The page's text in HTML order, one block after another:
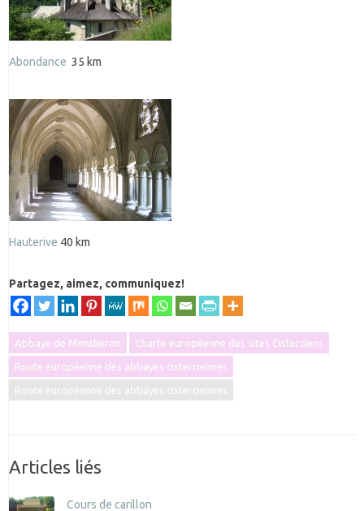
Abondance 35 km
Hauterive 40 km
Partagez, aimez, communiquez!
Abbaye de Montheron Charte européenne des sites Cisterciens
Route européenne des abbayes cisterciennes
Route européenne des abbayes cisterciennes
Articles liés
Cours de carillon